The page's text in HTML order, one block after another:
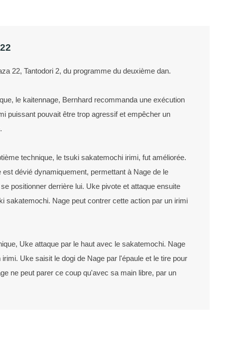
22, Tantodori 2, du programme du deuxième dan.
le kaitennage, Bernhard recommanda une exécution
puissant pouvait être trop agressif et empêcher un
technique, le tsuki sakatemochi irimi, fut améliorée.
est dévié dynamiquement, permettant à Nage de le
positionner derrière lui. Uke pivote et attaque ensuite
sakatemochi. Nage peut contrer cette action par un irimi
Uke attaque par le haut avec le sakatemochi. Nage
Uke saisit le dogi de Nage par l'épaule et le tire pour
ne peut parer ce coup qu'avec sa main libre, par un